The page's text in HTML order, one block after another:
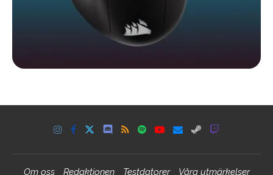
Om oss Redaktionen Testdatorer Våra utmärkelser